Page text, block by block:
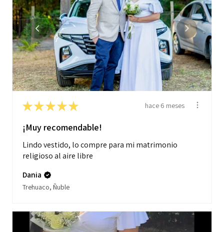
★★★★★ hace 6 meses
¡Muy recomendable!
Lindo vestido, lo compre para mi matrimonio
religioso al aire libre
Dania
Trehuaco, Ñuble